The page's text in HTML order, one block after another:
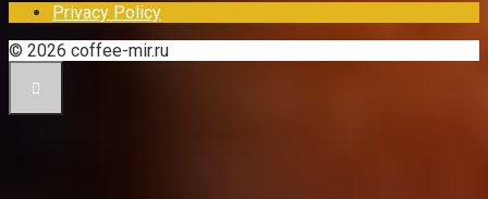
Privacy Policy
© 2026 coffee-mir.ru